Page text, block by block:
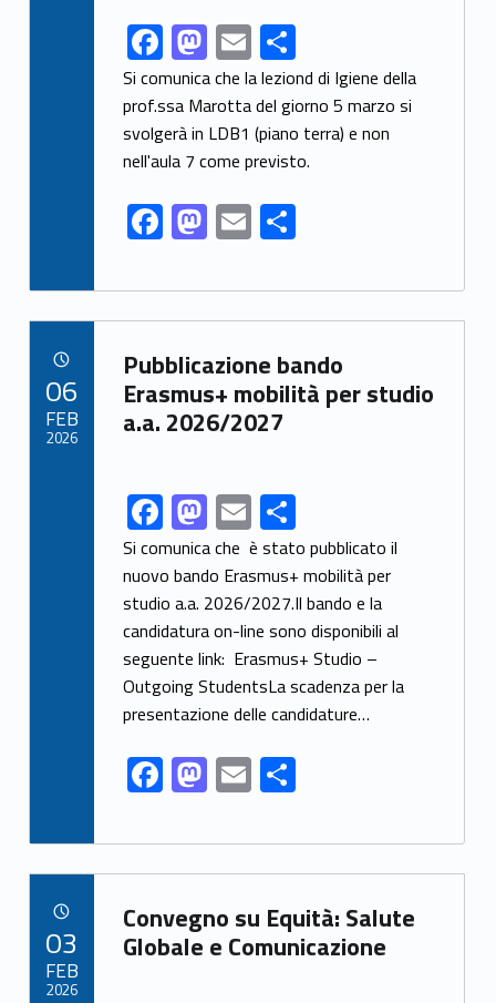
Link identifier share facebook archive #share-link-archive-22112F
ac
e
b
o
o
k
M
as
to
d
o
n
E
m
ai
l
S
h
ar
e
Si comunica che la leziond di Igiene della
prof.ssa Marotta del giorno 5 marzo si
svolgerà in LDB1 (piano terra) e non
nell'aula 7 come previsto.
F
ac
e
b
o
o
k
M
as
to
d
o
n
E
m
ai
l
S
ar
e
Link identifier archive #link-archive-54432
Pubblicazione bando
Erasmus+ mobilità per studio
a.a. 2026/2027
Link identifier share facebook archive #share-link-archive-9213F
ac
e
b
o
o
k
M
as
to
d
o
n
E
m
ai
l
S
h
ar
e
Si comunica che è stato pubblicato il
nuovo bando Erasmus+ mobilità per
studio a.a. 2026/2027.Il bando e la
candidatura on-line sono disponibili al
seguente link: Erasmus+ Studio –
Outgoing StudentsLa scadenza per la
presentazione delle candidature…
F
ac
e
b
o
o
M
as
to
d
o
n
E
m
ai
l
S
h
ar
e
06
FEB
2026
Link identifier archive #link-archive-80143
Convegno su Equità: Salute
Globale e Comunicazione
03
FEB
2026